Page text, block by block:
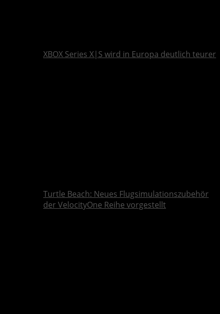
XBOX Series X|S wird in Europa deutlich teurer
Turtle Beach: Neues Flugsimulationszubehör
der VelocityOne Reihe vorgestellt